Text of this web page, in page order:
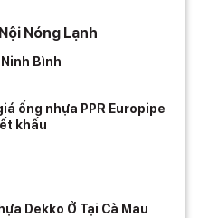
Nóng Lạnh
Bình
ống nhựa PPR Europipe
khấu
Dekko Ở Tại Cà Mau